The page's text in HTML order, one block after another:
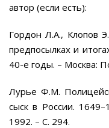
автор (если есть):
Гордон Л.А., Клопов
предпосылках и
40-е годы. – Москва:
Лурье Ф.М.
сыск в России.
1992. – С. 294.